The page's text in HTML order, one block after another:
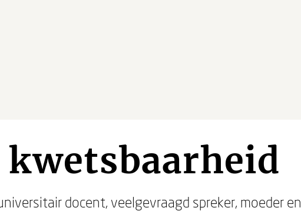
docent, veelgevraagd spreker, moeder en